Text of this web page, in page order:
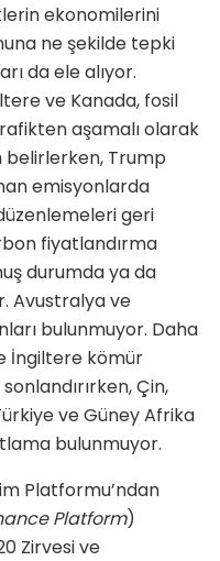
ekonomilerini
ne şekilde tepki
da ele alıyor.
ve Kanada, fosil
aşamalı olarak
belirlerken, Trump
emisyonlarda
geri
fiyatlandırma
durumda ya da
Avustralya ve
bulunmuyor. Daha
İngiltere kömür
Çin,
ve Güney Afrika
bulunmuyor.
Platformu’ndan
Platform)
Zirvesi ve